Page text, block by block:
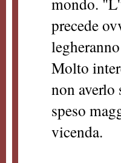
precede
Molto
non
speso
vicenda.